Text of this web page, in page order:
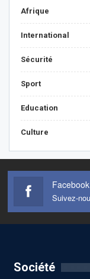
Afrique
International
Sécurité
Sport
Education
Culture
Facebook
Société